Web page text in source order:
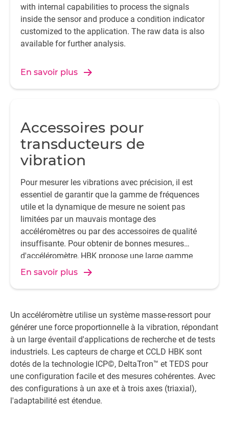
with internal capabilities to process the signals
inside the sensor and produce a condition indicator
customized to the application. The raw data is also
available for further analysis.
En savoir plus
Accessoires pour
transducteurs de
vibration
Pour mesurer les vibrations avec précision, il est
essentiel de garantir que la gamme de fréquences
utile et la dynamique de mesure ne soient pas
limitées par un mauvais montage des
accéléromètres ou par des accessoires de qualité
insuffisante. Pour obtenir de bonnes mesures
d'accéléromètre, HBK propose une large gamme
d'accessoires hautement spécialisés, notamment
que d'autres types d'accessoires de montage.
En savoir plus
Un accéléromètre utilise un système masse-ressort pour
générer une force proportionnelle à la vibration, répondant
à un large éventail d'applications de recherche et de tests
industriels. Les capteurs de charge et CCLD HBK sont
dotés de la technologie ICP©, DeltaTron™ et TEDS pour
une configuration facile et des mesures cohérentes. Avec
des configurations à un axe et à trois axes (triaxial),
l'adaptabilité est étendue.